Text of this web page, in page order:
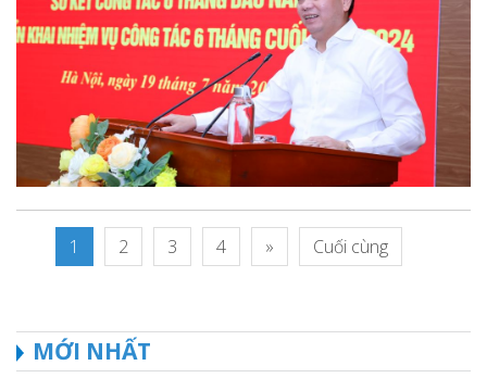
1 2 3 4 » Cuối cùng
MỚI NHẤT